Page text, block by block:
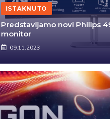
ISTAKNUTO
Predstavljamo novi Philips
monitor
09.11.2023